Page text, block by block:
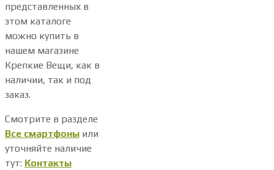
представленных в
этом каталоге
можно купить в
нашем магазине
Крепкие Вещи, как в
наличии, так и под
заказ.
Смотрите в разделе
Все смартфоны или
уточняйте наличие
тут: Контакты